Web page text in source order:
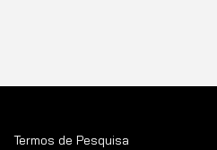
Termos de Pesquisa